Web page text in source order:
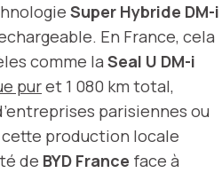
Super Hybride DM-i
En France, cela
comme la Seal U DM-i
puret 1 080 km total,
parisiennes ou
production locale
de BYD France face à